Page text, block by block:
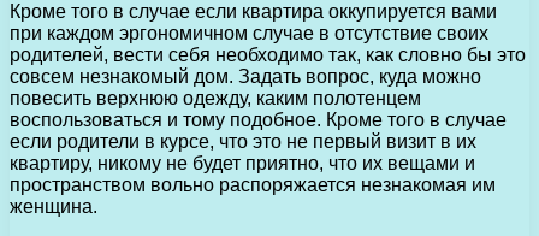
Кроме того в случае если квартира оккупируется вами
при каждом эргономичном случае в отсутствие своих
родителей, вести себя необходимо так, как словно бы это
совсем незнакомый дом. Задать вопрос, куда можно
повесить верхнюю одежду, каким полотенцем
воспользоваться и тому подобное. Кроме того в случае
если родители в курсе, что это не первый визит в их
квартиру, никому не будет приятно, что их вещами и
пространством вольно распоряжается незнакомая им
женщина.